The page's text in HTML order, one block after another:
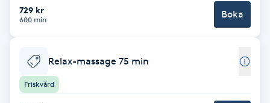
Bröllopsuppsättning
C
Celluliter
729 kr
600 min Boka
Relax-massage 75 min
Friskvård